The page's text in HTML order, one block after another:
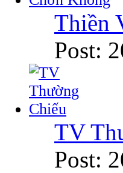
Thiền
Post:
TV
Post: